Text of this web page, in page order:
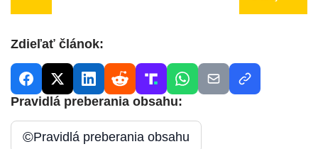
Zdieľať článok:
Pravidlá preberania obsahu:
©Pravidlá preberania obsahu